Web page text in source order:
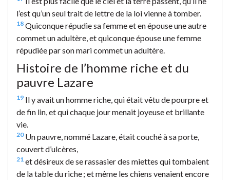
l’est qu’un seul trait de lettre de la loi vienne à tomber.
18 Quiconque répudie sa femme et en épouse une autre
commet un adultère, et quiconque épouse une femme
répudiée par son mari commet un adultère.
Histoire de l’homme riche et du
pauvre Lazare
19 Il y avait un homme riche, qui était vêtu de pourpre et
de fin lin, et qui chaque jour menait joyeuse et brillante
vie.
20Un pauvre, nommé Lazare, était couché à sa porte,
couvert d’ulcères,
21 et désireux de se rassasier des miettes qui tombaient
de la table du riche ; et même les chiens venaient encore